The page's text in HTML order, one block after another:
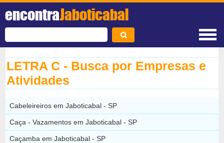
encontraJaboticabal
LETRA C - Busca por Empresas e
Atividades
Cabeleireiros em Jaboticabal - SP
Caça - Vazamentos em Jaboticabal - SP
Caçamba em Jaboticabal - SP